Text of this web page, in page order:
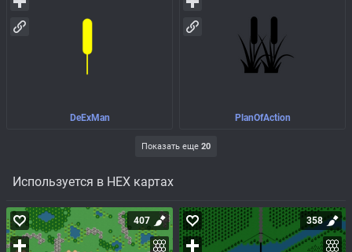
DeExMan PlanOfAction
Показать еще 20
Используется в HEX картах
407 358